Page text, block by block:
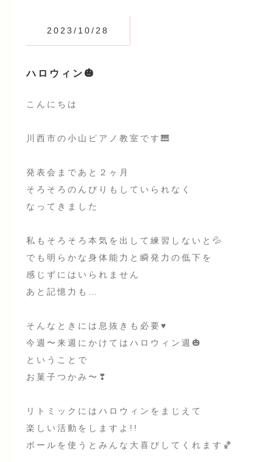
2023/10/28
ハロウィン🎃
こんにちは
川西市の小山ピアノ教室です🎹
発表会まであと２ヶ月
そろそろのんびりもしていられなく
なってきました
私もそろそろ本気を出して練習しないと💦
でも明らかな身体能力と瞬発力の低下を
感じずにはいられません
あと記憶力も…
そんなときには息抜きも必要♥
今週〜来週にかけてはハロウィン週🎃
ということで
お菓子つかみ〜❣
リトミックにはハロウィンをまじえて
楽しい活動をしますよ!!
ボールを使うとみんな大喜びしてくれます🏀